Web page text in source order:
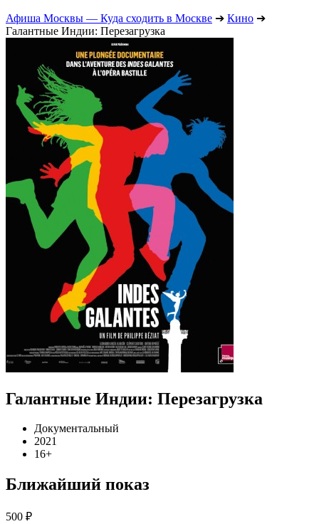
Афиша Москвы — Куда сходить в Москве ➔ Кино ➔
Галантные Индии: Перезагрузка
Галантные Индии: Перезагрузка
Документальный
2021
16+
Ближайший показ
500 ₽